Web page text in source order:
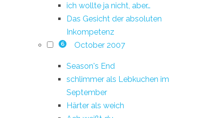
ich wollte ja nicht, aber…
Das Gesicht der absoluten
Inkompetenz
6 October 2007
Season's End
schlimmer als Lebkuchen im
September
Härter als weich